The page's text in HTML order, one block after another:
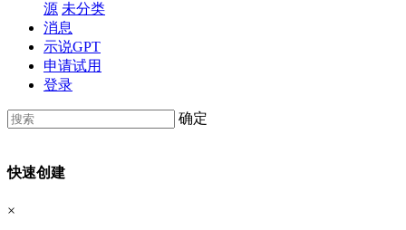
源 未分类
消息
示说GPT
申请试用
登录
确定
快速创建
×